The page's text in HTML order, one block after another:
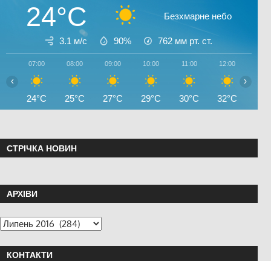
24°C Безхмарне небо
3.1 м/с 90% 762 мм рт. ст.
07:00
24°C
08:00
25°C
09:00
27°C
10:00
29°C
11:00
30°C
12:00
32°C
‹ ›
СТРІЧКА НОВИН
АРХІВИ
КОНТАКТИ